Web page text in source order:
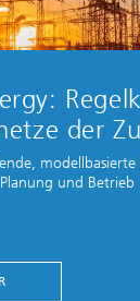
der
und Betrieb